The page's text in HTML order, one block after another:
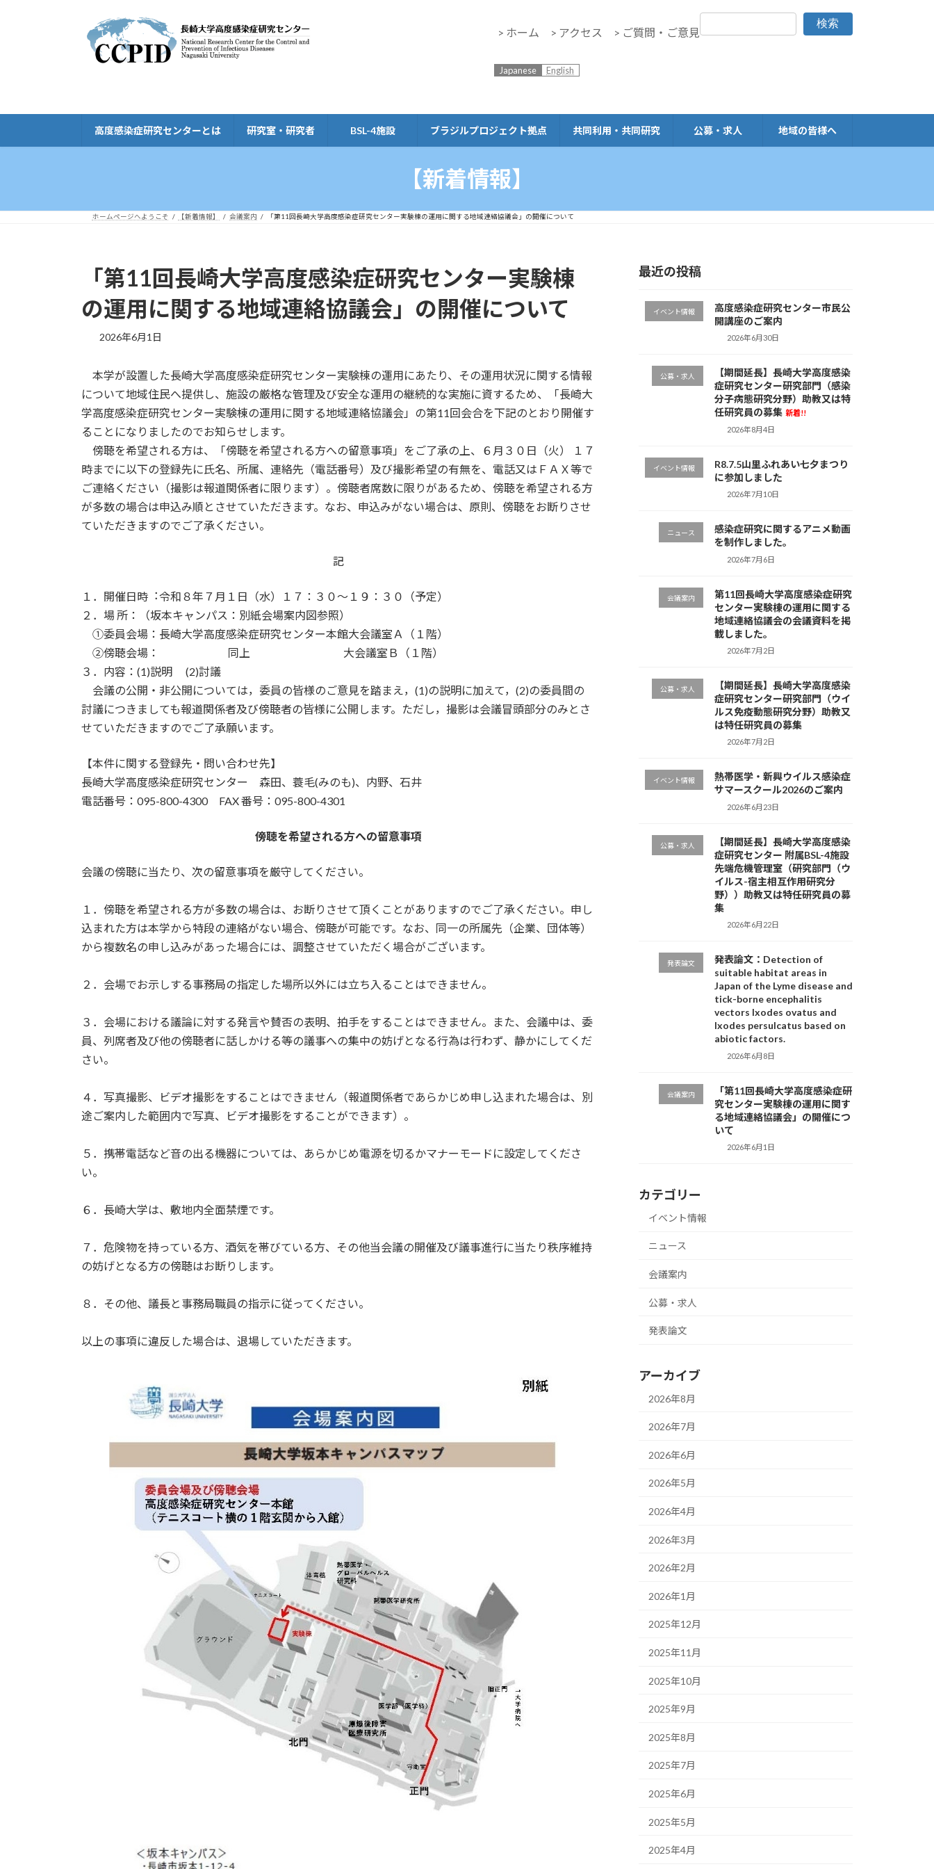
> ホーム > アクセス > ご質問・ご意見
Japanese English
検索
高度感染症研究センターとは 研究室・研究者 BSL-4施設 ブラジルプロジェクト拠点 共同利用・共同研究 公募・求人 地域の皆様へ
【新着情報】
ホームページへようこそ 【新着情報】 会議案内 「第11回長崎大学高度感染症研究センター実験棟の運用に関する地域連絡協議会」の開催について
「第11回長崎大学高度感染症研究センター実験棟
の運用に関する地域連絡協議会」の開催について
2026年6月1日
本学が設置した長崎大学高度感染症研究センター実験棟の運用にあたり、その運用状況に関する情報
について地域住民へ提供し、施設の厳格な管理及び安全な運用の継続的な実施に資するため、「長崎大
学高度感染症研究センター実験棟の運用に関する地域連絡協議会」の第11回会合を下記のとおり開催す
ることになりましたのでお知らせします。
傍聴を希望される方は、「傍聴を希望される方への留意事項」をご了承の上、６月３０日（火） １７
時までに以下の登録先に氏名、所属、連絡先（電話番号）及び撮影希望の有無を、電話又はＦＡＸ等で
ご連絡ください（撮影は報道関係者に限ります）。傍聴者席数に限りがあるため、傍聴を希望される方
が多数の場合は申込み順とさせていただきます。なお、申込みがない場合は、原則、傍聴をお断りさせ
ていただきますのでご了承ください。
記
１．開催⽇時︓令和８年７月１日（水）１７：３０～１９：３０（予定）
２．場 所：（坂本キャンパス：別紙会場案内図参照）
①委員会場：長崎大学高度感染症研究センター本館大会議室Ａ（１階）
②傍聴会場： 同上 大会議室Ｂ（１階）
３．内容：(1)説明 (2)討議
会議の公開・非公開については，委員の皆様のご意見を踏まえ，(1)の説明に加えて，(2)の委員間の
討議につきましても報道関係者及び傍聴者の皆様に公開します。ただし，撮影は会議冒頭部分のみとさ
せていただきますのでご了承願います。
【本件に関する登録先・問い合わせ先】
長崎大学高度感染症研究センター 森田、蓑毛(みのも)、内野、石井
電話番号：095-800-4300 FAX 番号：095-800-4301
傍聴を希望される方への留意事項
会議の傍聴に当たり、次の留意事項を厳守してください。
１．傍聴を希望される⽅が多数の場合は、お断りさせて頂くことがありますのでご了承ください。申し
込まれた⽅は本学から特段の連絡がない場合、傍聴が可能です。なお、同⼀の所属先（企業、団体等）
から複数名の申し込みがあった場合には、調整させていただく場合がございます。
２．会場でお示しする事務局の指定した場所以外には立ち入ることはできません。
３．会場における議論に対する発言や賛否の表明、拍手をすることはできません。また、会議中は、委
員、列席者及び他の傍聴者に話しかける等の議事への集中の妨げとなる行為は行わず、静かにしてくだ
さい。
４．写真撮影、ビデオ撮影をすることはできません（報道関係者であらかじめ申し込まれた場合は、別
途ご案内した範囲内で写真、ビデオ撮影をすることができます）。
５．携帯電話など音の出る機器については、あらかじめ電源を切るかマナーモードに設定してくださ
い。
６．長崎大学は、敷地内全面禁煙です。
７．危険物を持っている方、酒気を帯びている方、その他当会議の開催及び議事進行に当たり秩序維持
の妨げとなる方の傍聴はお断りします。
８．その他、議長と事務局職員の指示に従ってください。
以上の事項に違反した場合は、退場していただきます。
最近の投稿
イベント情報
高度感染症研究センター市民公
開講座のご案内
2026年6月30日
公募・求人
【期間延長】長崎大学高度感染
症研究センター研究部門（感染
分子病態研究分野）助教又は特
任研究員の募集 新着!!
2026年8月4日
イベント情報
R8.7.5山里ふれあい七夕まつり
に参加しました
2026年7月10日
ニュース
感染症研究に関するアニメ動画
を制作しました。
2026年7月6日
会議案内
第11回長崎大学高度感染症研究
センター実験棟の運用に関する
地域連絡協議会の会議資料を掲
載しました。
2026年7月2日
公募・求人
【期間延長】長崎大学高度感染
症研究センター研究部門（ウイ
ルス免疫動態研究分野）助教又
は特任研究員の募集
2026年7月2日
イベント情報
熱帯医学・新興ウイルス感染症
サマースクール2026のご案内
2026年6月23日
公募・求人
【期間延長】長崎大学高度感染
症研究センター 附属BSL-4施設
先端危機管理室（研究部門（ウ
イルス-宿主相互作用研究分
野））助教又は特任研究員の募
集
2026年6月22日
発表論文
発表論文：Detection of
suitable habitat areas in
Japan of the Lyme disease and
tick-borne encephalitis
vectors Ixodes ovatus and
Ixodes persulcatus based on
abiotic factors.
2026年6月8日
会議案内
「第11回長崎大学高度感染症研
究センター実験棟の運用に関す
る地域連絡協議会」の開催につ
いて
2026年6月1日
カテゴリー
イベント情報
ニュース
会議案内
公募・求人
発表論文
アーカイブ
2026年8月
2026年7月
2026年6月
2026年5月
2026年4月
2026年3月
2026年2月
2026年1月
2025年12月
2025年11月
2025年10月
2025年9月
2025年8月
2025年7月
2025年6月
2025年5月
2025年4月